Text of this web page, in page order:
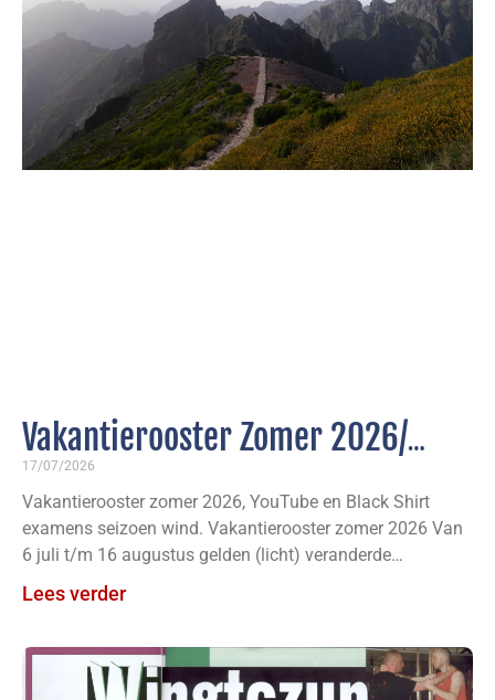
Vakantierooster Zomer 2026/
YouTube/ Black Shirt Examens
Seizoen Wind
17/07/2026
Vakantierooster zomer 2026, YouTube en Black Shirt
examens seizoen wind. Vakantierooster zomer 2026 Van
6 juli t/m 16 augustus gelden (licht) veranderde
trainingstijden en -dagen
Lees verder